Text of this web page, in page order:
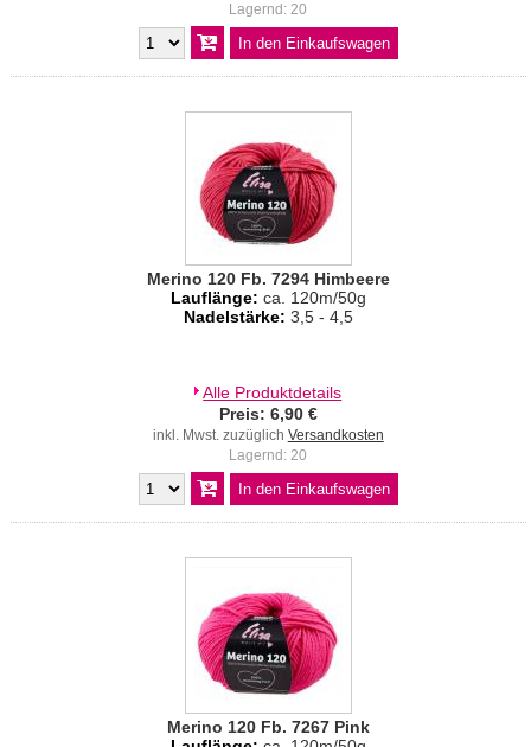
Lagernd: 20
Merino 120 Fb. 7294 Himbeere
Lauflänge: ca. 120m/50g
Nadelstärke: 3,5 - 4,5
Alle Produktdetails
Preis: 6,90 €
inkl. Mwst. zuzüglich Versandkosten
Lagernd: 20
Merino 120 Fb. 7267 Pink